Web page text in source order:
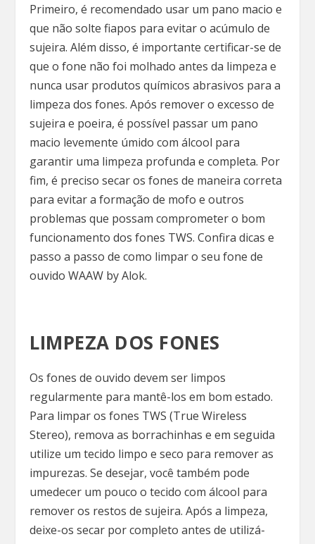
Primeiro, é recomendado usar um pano macio e
que não solte fiapos para evitar o acúmulo de
sujeira. Além disso, é importante certificar-se de
que o fone não foi molhado antes da limpeza e
nunca usar produtos químicos abrasivos para a
limpeza dos fones. Após remover o excesso de
sujeira e poeira, é possível passar um pano
macio levemente úmido com álcool para
garantir uma limpeza profunda e completa. Por
fim, é preciso secar os fones de maneira correta
para evitar a formação de mofo e outros
problemas que possam comprometer o bom
funcionamento dos fones TWS. Confira dicas e
passo a passo de como limpar o seu fone de
ouvido WAAW by Alok.
LIMPEZA DOS FONES
Os fones de ouvido devem ser limpos
regularmente para mantê-los em bom estado.
Para limpar os fones TWS (True Wireless
Stereo), remova as borrachinhas e em seguida
utilize um tecido limpo e seco para remover as
impurezas. Se desejar, você também pode
umedecer um pouco o tecido com álcool para
remover os restos de sujeira. Após a limpeza,
deixe-os secar por completo antes de utilizá-